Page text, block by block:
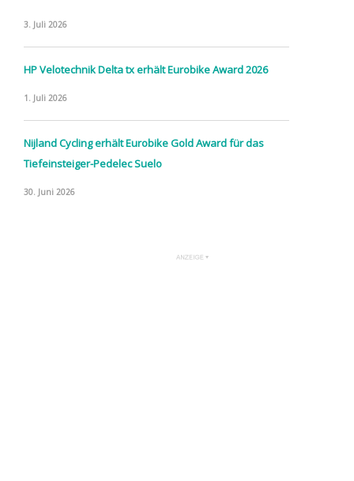
3. Juli 2026
HP Velotechnik Delta tx erhält Eurobike Award 2026
1. Juli 2026
Nijland Cycling erhält Eurobike Gold Award für das
Tiefeinsteiger-Pedelec Suelo
30. Juni 2026